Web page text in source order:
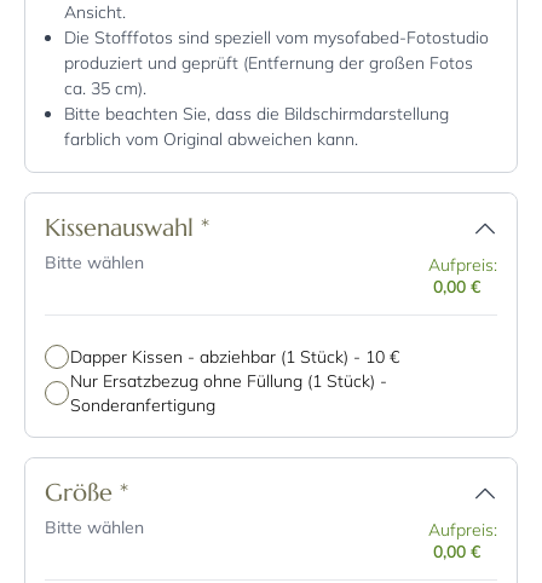
Ansicht.
Die Stofffotos sind speziell vom mysofabed-Fotostudio
produziert und geprüft (Entfernung der großen Fotos
ca. 35 cm).
Bitte beachten Sie, dass die Bildschirmdarstellung
farblich vom Original abweichen kann.
Kissenauswahl *
Bitte wählen
Aufpreis:
0,00 €
Dapper Kissen - abziehbar (1 Stück) - 10 €
Nur Ersatzbezug ohne Füllung (1 Stück) -
Sonderanfertigung
Größe *
Bitte wählen
Aufpreis:
0,00 €